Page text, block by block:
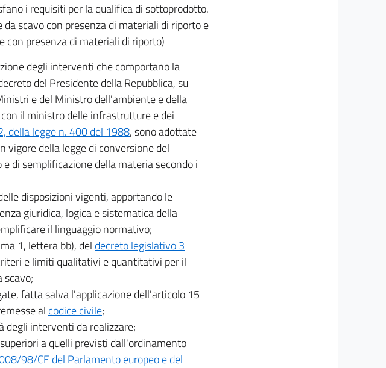
i requisiti per la qualifica di sottoprodotto.
scavo con presenza di materiali di riporto e
con presenza di materiali di riporto)
degli interventi che comportano la
del Presidente della Repubblica, su
e del Ministro dell'ambiente e della
il ministro delle infrastrutture e dei
della legge n. 400 del 1988, sono adottate
della legge di conversione del
di semplificazione della materia secondo i
disposizioni vigenti, apportando le
giuridica, logica e sistematica della
il linguaggio normativo;
1, lettera bb), del decreto legislativo 3
e limiti qualitativi e quantitativi per il
scavo;
fatta salva l'applicazione dell'articolo 15
al codice civile;
degli interventi da realizzare;
a quelli previsti dall'ordinamento
98/CE del Parlamento europeo e del